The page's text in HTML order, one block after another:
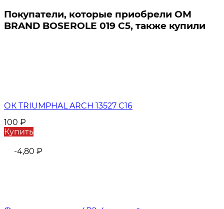
Покупатели, которые приобрели ОМ
BRAND BOSEROLE 019 C5, также купили
ОК TRIUMPHAL ARCH 13527 C16
100 ₽
Купить
-4,80 ₽